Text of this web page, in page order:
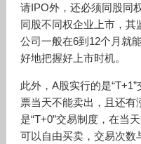
请IPO外，还必须同股同
同股不同权企业上市，其
公司一般在6到12个月就
好地把握好上市时机。
此外，A股实行的是
票当天不能卖出，且还有
是“T+0”交易制度，在当
可以自由买卖，交易次数